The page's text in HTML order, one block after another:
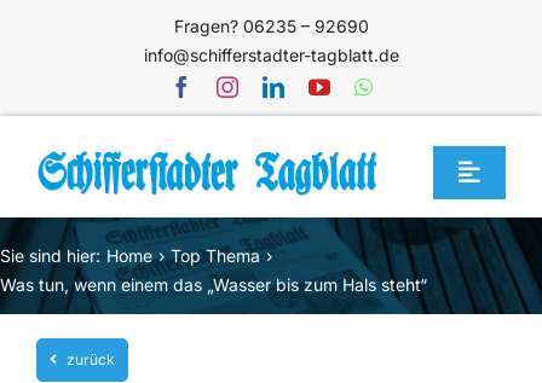
Fragen? 06235 – 92690
info@schifferstadter-tagblatt.de
Toggle
Home
Themen
Blog
Sie sind hier: Home
Top Thema
Was tun, wenn einem das „Wasser bis zum Hals steht“
zurück